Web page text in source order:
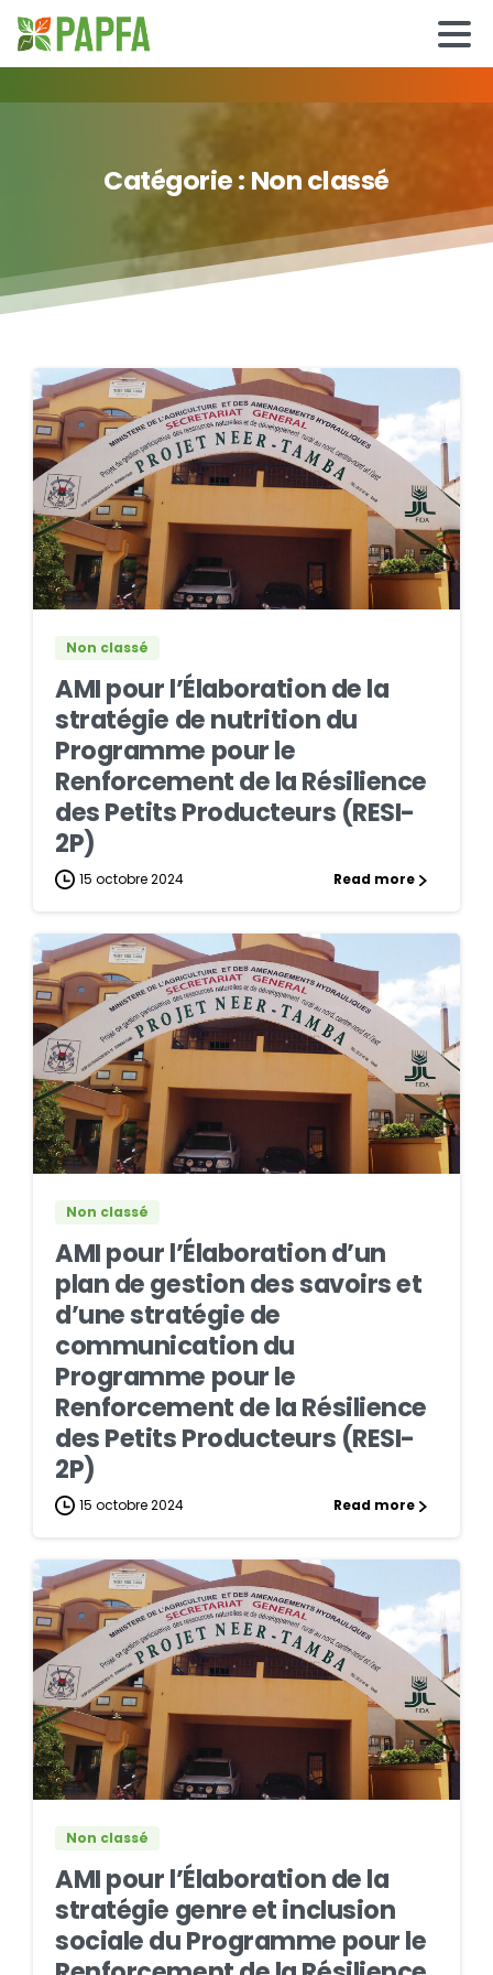
Catégorie : Nonclassé
0
Non classé
AMI pour l’Élaboration de la
stratégie de nutrition du
Programme pour le
Renforcement de la Résilience
des Petits Producteurs (RESI-
2P)
15 octobre 2024 Read more
0
Non classé
AMI pour l’Élaboration d’un
plan de gestion des savoirs et
d’une stratégie de
communication du
Programme pour le
Renforcement de la Résilience
des Petits Producteurs (RESI-
2P)
15 octobre 2024 Read more
0
Non classé
AMI pour l’Élaboration de la
stratégie genre et inclusion
sociale du Programme pour le